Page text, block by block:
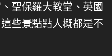
聖保羅大教堂、英國
些景點點大概都是不